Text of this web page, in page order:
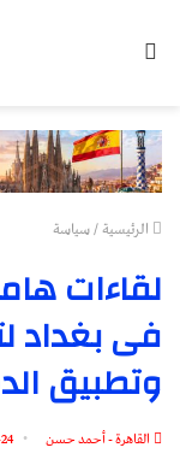
الرئيسية/سياسة
لقاءات
فى بغداد
وتطبيق
القاهرة - أحمد حسن